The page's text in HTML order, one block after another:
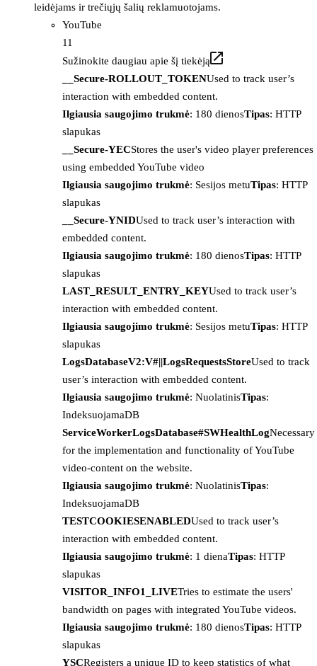
leidėjams ir trečiųjų šalių reklamuotojams.
YouTube
11
Sužinokite daugiau apie šį tiekėją
__Secure-ROLLOUT_TOKENUsed to track user’s
interaction with embedded content.
Ilgiausia saugojimo trukmė: 180 dienosTipas: HTTP
slapukas
__Secure-YECStores the user's video player preferences
using embedded YouTube video
Ilgiausia saugojimo trukmė: Sesijos metuTipas: HTTP
slapukas
__Secure-YNIDUsed to track user’s interaction with
embedded content.
Ilgiausia saugojimo trukmė: 180 dienosTipas: HTTP
slapukas
LAST_RESULT_ENTRY_KEYUsed to track user’s
interaction with embedded content.
Ilgiausia saugojimo trukmė: Sesijos metuTipas: HTTP
slapukas
LogsDatabaseV2:V#||LogsRequestsStoreUsed to track
user’s interaction with embedded content.
Ilgiausia saugojimo trukmė: NuolatinisTipas:
IndeksuojamaDB
ServiceWorkerLogsDatabase#SWHealthLogNecessary
for the implementation and functionality of YouTube
video-content on the website.
Ilgiausia saugojimo trukmė: NuolatinisTipas:
IndeksuojamaDB
TESTCOOKIESENABLEDUsed to track user’s
interaction with embedded content.
Ilgiausia saugojimo trukmė: 1 dienaTipas: HTTP
slapukas
VISITOR_INFO1_LIVETries to estimate the users'
bandwidth on pages with integrated YouTube videos.
Ilgiausia saugojimo trukmė: 180 dienosTipas: HTTP
slapukas
YSCRegisters a unique ID to keep statistics of what